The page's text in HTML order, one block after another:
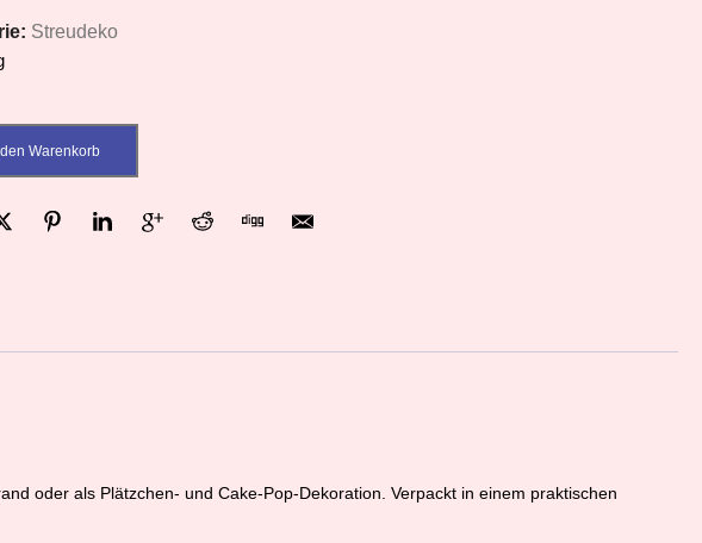
Streudeko
den Warenkorb
oder als Plätzchen- und Cake-Pop-Dekoration. Verpackt in einem praktischen